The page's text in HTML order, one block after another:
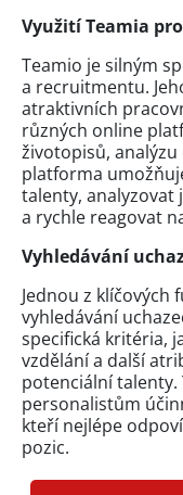
Využití Teamia
Teamio je silným
a recruitmentu.
atraktivních
různých online
životopisů, analýzu
platforma
talenty, analyzovat
a rychle reagovat
Vyhledávání
Jednou z klíčových
vyhledávání
specifická kritéria,
vzdělání a další
potenciální
personalistům
kteří nejlépe
pozic.